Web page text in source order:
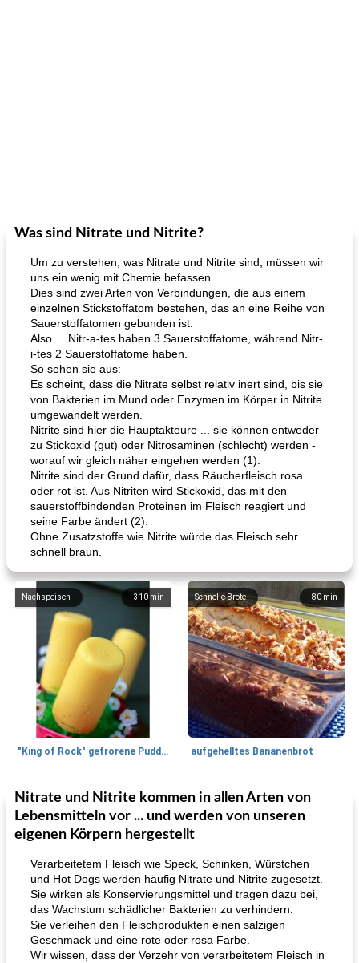
Was sind Nitrate und Nitrite?
Um zu verstehen, was Nitrate und Nitrite sind, müssen wir
uns ein wenig mit Chemie befassen.
Dies sind zwei Arten von Verbindungen, die aus einem
einzelnen Stickstoffatom bestehen, das an eine Reihe von
Sauerstoffatomen gebunden ist.
Also ... Nitr-a-tes haben 3 Sauerstoffatome, während Nitr-
i-tes 2 Sauerstoffatome haben.
So sehen sie aus:
Es scheint, dass die Nitrate selbst relativ inert sind, bis sie
von Bakterien im Mund oder Enzymen im Körper in Nitrite
umgewandelt werden.
Nitrite sind hier die Hauptakteure ... sie können entweder
zu Stickoxid (gut) oder Nitrosaminen (schlecht) werden -
worauf wir gleich näher eingehen werden (1).
Nitrite sind der Grund dafür, dass Räucherfleisch rosa
oder rot ist. Aus Nitriten wird Stickoxid, das mit den
sauerstoffbindenden Proteinen im Fleisch reagiert und
seine Farbe ändert (2).
Ohne Zusatzstoffe wie Nitrite würde das Fleisch sehr
schnell braun.
310 min
Nachspeisen
"King of Rock" gefrorene Pudding Pops
80 min
Schnelle Brote
aufgehelltes Bananenbrot
27min
Mittagessen / Snacks
Hühnchen, Süßkartoffelsuppe
Potluck Desserts
Nitrate und Nitrite kommen in allen Arten von
Lebensmitteln vor ... und werden von unseren
eigenen Körpern hergestellt
Verarbeitetem Fleisch wie Speck, Schinken, Würstchen
und Hot Dogs werden häufig Nitrate und Nitrite zugesetzt.
Sie wirken als Konservierungsmittel und tragen dazu bei,
das Wachstum schädlicher Bakterien zu verhindern.
Sie verleihen den Fleischprodukten einen salzigen
Geschmack und eine rote oder rosa Farbe.
Wir wissen, dass der Verzehr von verarbeitetem Fleisch in